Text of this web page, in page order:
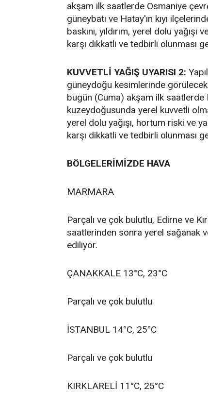
akşam ilk saatlerde Osmaniye
güneybatı ve Hatay'ın kıyı
baskını, yıldırım, yerel dolu
karşı dikkatli ve tedbirli olunması
KUVVETLİ YAĞIŞ UYARISI 2:
güneydoğu kesimlerinde
bugün (Cuma) akşam ilk saatlerde
kuzeydoğusunda yerel kuvvetli
yerel dolu yağışı, hortum riski ve
karşı dikkatli ve tedbirli olunması
BÖLGELERİMİZDE HAVA
MARMARA
Parçalı ve çok bulutlu, Edirne ve
saatlerinden sonra yerel sağanak
ediliyor.
ÇANAKKALE 13°C, 23°C
Parçalı ve çok bulutlu
İSTANBUL 14°C, 25°C
Parçalı ve çok bulutlu
KIRKLARELİ 11°C, 25°C